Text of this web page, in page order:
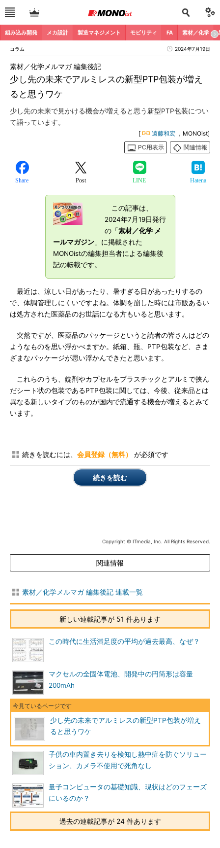
組み込み開発 メカ設計 製造マネジメント モビリティ FA 素材／化学
コラム 2024年7月19日
少し先の未来でアルミレスの新型PTP包装が増え
ると思うワケ
素材／化学メルマガ 編集後記
少し先の未来で見かける機会が増えると思う新型PTP包装につい
て語っています。
[ 遠藤和宏 ，MONOist]
PC用表示
関連情報
Share Post LINE Hatena
この記事は、
2024年7月19日発行
の「素材／化学 メ
ールマガジン」に掲載された
MONOistの編集担当者による編集後
記の転載です。
最近は、涼しい日があったり、暑すぎる日があったりするの
で、体調管理しにくいですよね。体調を崩した時には市販あるい
は処方された医薬品のお世話になる方もいると思います。
突然ですが、医薬品のパッケージというと読者の皆さんはどの
ようなものを思い浮かべますか。紙箱、瓶、PTP包装など、さま
ざまなパッケージが思い浮かんできたと思います。
これらのうち、錠剤やカプセルをプラスチックとアルミで挟ん
だシート状の包装であるPTP包装に関しては、今後、従来品とは
異なる新しいタイプのものが国内で流通する機会が増えるとみて
います。
続きを読むには、 会員登録（無料） が必須です
続きを読む
Copyright © ITmedia, Inc. All Rights Reserved.
関連情報
素材／化学メルマガ 編集後記 連載一覧
新しい連載記事が 51 件あります
この時代に生活満足度の平均が過去最高、なぜ？
マクセルの全固体電池、開発中の円筒形は容量
200mAh
少し先の未来でアルミレスの新型PTP包装が増え
ると思うワケ
子供の車内置き去りを検知し熱中症を防ぐソリュー
ション、カメラ不使用で死角なし
量子コンピュータの基礎知識、現状はどのフェーズ
にいるのか？
過去の連載記事が 24 件あります